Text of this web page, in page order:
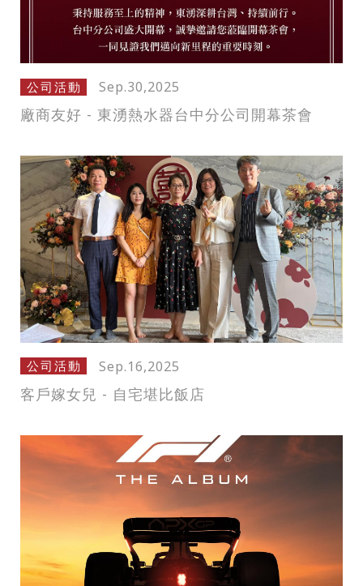
公司活動 Sep.30,2025
廠商友好 - 東湧熱水器台中分公司開幕茶會
公司活動 Sep.16,2025
客戶嫁女兒 - 自宅堪比飯店